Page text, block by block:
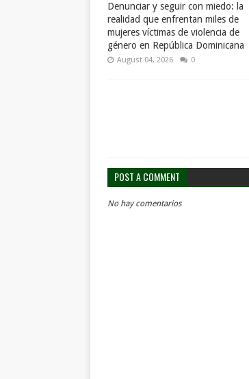
Denunciar y seguir con miedo: la
realidad que enfrentan miles de
mujeres víctimas de violencia de
género en República Dominicana
August 04, 2026 0
POST A COMMENT
No hay comentarios